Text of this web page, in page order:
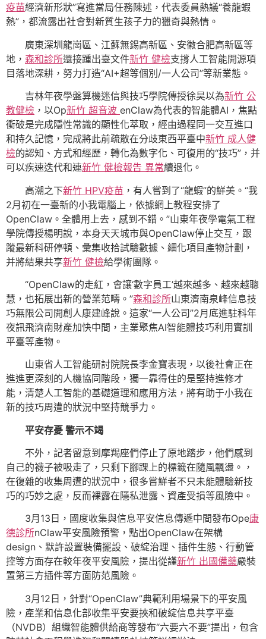
疫苗經濟新形狀”寫進當局任務陳述，代表委員熱議“養龍蝦
熱”，都流露出社會對新質生孩子力的獵奇與熱情。
廣東深圳龍崗區、江蘇無錫高新區、安徽合肥高新區等
地， 森和診所還接踵出臺文件新竹 健檢支撐人工智能開源項
目落地深耕，努力打造“AI+超等個別/一人公司”等新業態。
吉林年夜學盤算機迷信與技巧學院傳授徐昊以為新竹 公
教健檢 ，以Op新竹 超音波 enClaw為代表的智能體AI，焦點
衝破是完成隱性常識的顯性化萃取，經由過程同一交互進口
和持久記憶，完成將此前疏散在分歧東西平臺中新竹 成人健
檢的認知、方式和經歷，轉化為數字化、可復用的“技巧”，并
可以疾速迭代和連新竹 健檢報告 異常續退化。
高潮之下新竹 HPV疫苗 ，有人嘗到了“龍蝦”的鮮美。“我
2月初在一臺新的小我電腦上，依據網上教程安排了
OpenClaw。全體用上去，感到不錯。”山東年夜學電氣工程
學院傳授楊明說，本身天天城市與OpenClaw停止交互，跟
蹤最新科研停頓、彙集收拾試驗數據、細化項目產物計劃，
并將結果共享新竹 健檢給學術團隊。
“OpenClaw的走紅，會讓‘數字員工’越來越多、越來越聰
慧，也拓展出新的營業范疇。”森和診所山東濟南泉峰信息技
巧無限公司開創人康建峰說。這家“一人公司”2月底進駐科年
夜訊飛濟南財產加快中間，主業聚焦AI智能體技巧利用實訓
平臺等產物。
山東省人工智能研討院院長李金寶表現，以後社會正在
進進更深刻的人機協同階段，獨一靠得住的是堅持進修才
能，清楚人工智能的基礎道理和應用方法，將有助于小我在
新的技巧周遭的狀況中堅持競爭力。
平安存憂 警示不竭
不外，記者留意到摩羯座們停止了原地踏步，他們感到
自己的襪子被吸走了，只剩下腳踝上的標籤在隨風飄盪。，
在復雜的收集周遭的狀況中，很多嘗鮮者不只未能體驗新技
巧的巧妙之處，反而裸露在隱私泄露、資產受損等風險中。
3月13日，國度收集與信息平安信息傳遞中間發布Ope康
德診所nClaw平安風險預警，點出OpenClaw在架構
design、默許設置裝備擺設、破綻治理、插件生態、行動管
控等方面存在較年夜平安風險，提出從謹新竹 出國備藥嚴裝
置第三方插件等方面防范風險。
3月12日，針對“OpenClaw”典範利用場景下的平安風
險，產業和信息化部收集平安要挾和破綻信息共享平臺
（NVDB）組織智能體供給商等發布“六要六不要”提出，包含